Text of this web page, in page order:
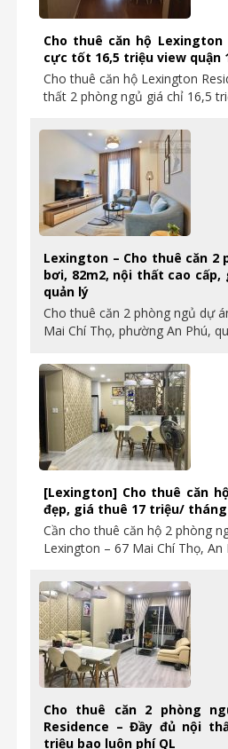
Cho thuê căn hộ Lexington
cực tốt 16,5 triệu view quận
Cho thuê căn hộ Lexington
thất 2 phòng ngủ giá chỉ 16,5
Lexington – Cho thuê căn 2
bơi, 82m2, nội thất cao cấp,
quản lý
Cho thuê căn 2 phòng ngủ dự
Mai Chí Thọ, phường An Phú,
[Lexington] Cho thuê căn
đẹp, giá thuê 17 triệu/ tháng
Cần cho thuê căn hộ 2 phòng
Lexington – 67 Mai Chí Thọ, An
Cho thuê căn 2 phòng
Residence – Đầy đủ nội
triệu bao luôn phí QL